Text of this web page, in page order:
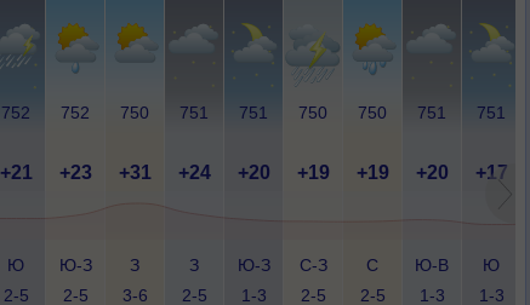
752 752 750 751 751 750 750 751 751
+21 +23 +31 +24 +20 +19 +19 +20 +17
Ю
2-5
Ю-З
2-5
З
3-6
З
2-5
Ю-З
1-3
С-З
2-5
С
2-5
Ю-В
1-3
Ю
1-3